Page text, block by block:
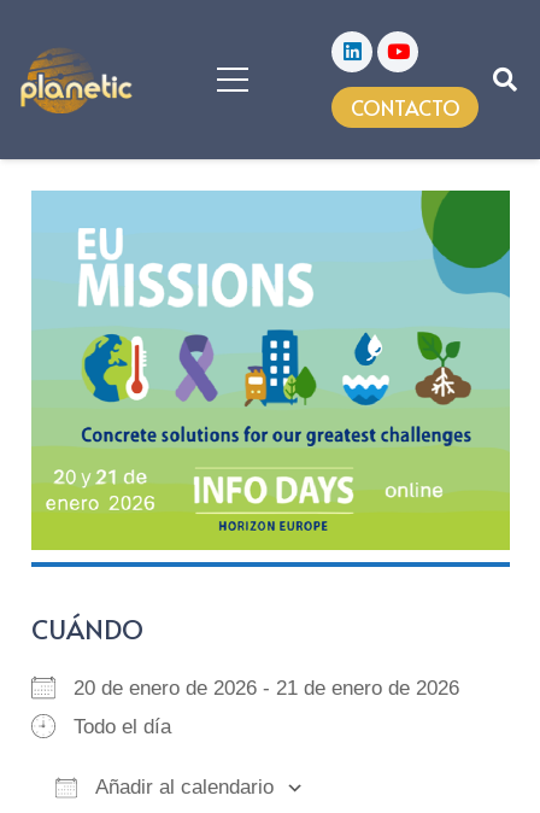
CONTACTO
CUÁNDO
20 de enero de 2026 - 21 de enero de 2026
Todo el día
Añadir al calendario